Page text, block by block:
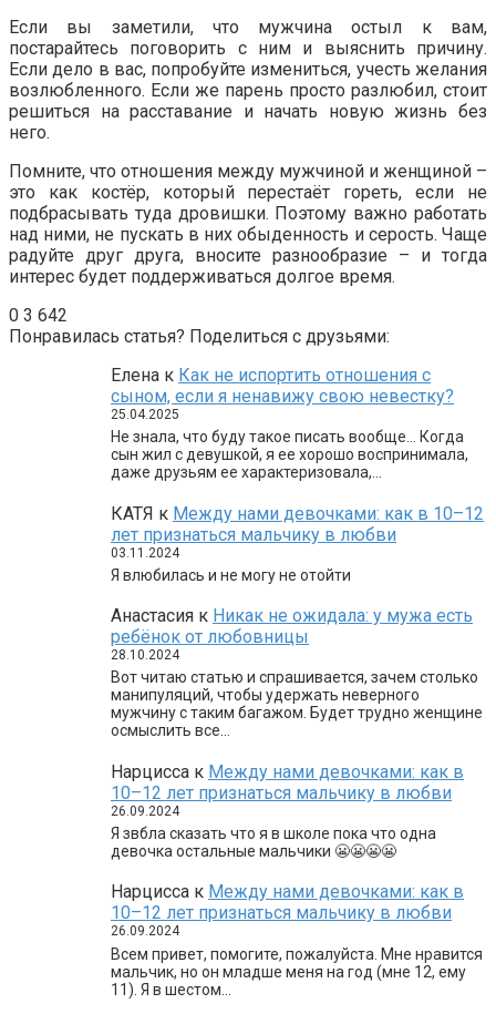
Если вы заметили, что мужчина остыл к вам,
постарайтесь поговорить с ним и выяснить причину.
Если дело в вас, попробуйте измениться, учесть желания
возлюбленного. Если же парень просто разлюбил, стоит
решиться на расставание и начать новую жизнь без
него.
Помните, что отношения между мужчиной и женщиной –
это как костёр, который перестаёт гореть, если не
подбрасывать туда дровишки. Поэтому важно работать
над ними, не пускать в них обыденность и серость. Чаще
радуйте друг друга, вносите разнообразие – и тогда
интерес будет поддерживаться долгое время.
0 3 642
Понравилась статья? Поделиться с друзьями:
Елена к Как не испортить отношения с
сыном, если я ненавижу свою невестку?
25.04.2025
Не знала, что буду такое писать вообще… Когда
сын жил с девушкой, я ее хорошо воспринимала,
даже друзьям ее характеризовала,…
КАТЯ к Между нами девочками: как в 10–12
лет признаться мальчику в любви
03.11.2024
Я влюбилась и не могу не отойти
Анастасия к Никак не ожидала: у мужа есть
ребёнок от любовницы
28.10.2024
Вот читаю статью и спрашивается, зачем столько
манипуляций, чтобы удержать неверного
мужчину с таким багажом. Будет трудно женщине
осмыслить все…
Нарцисса к Между нами девочками: как в
10–12 лет признаться мальчику в любви
26.09.2024
Я звбла сказать что я в школе пока что одна
девочка остальные мальчики 😬😬😬😬
Нарцисса к Между нами девочками: как в
10–12 лет признаться мальчику в любви
26.09.2024
Всем привет, помогите, пожалуйста. Мне нравится
мальчик, но он младше меня на год (мне 12, ему
11). Я в шестом…